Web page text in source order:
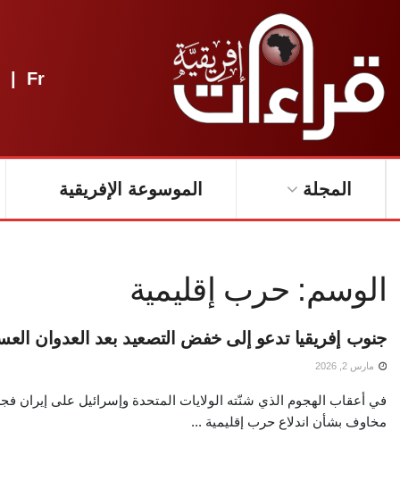
| Fr
المجلة الموسوعة الإفريقية
الوسم: حرب إقليمية
جنوب إفريقيا تدعو إلى خفض التصعيد بعد العدوان
مارس 2, 2026
في أعقاب الهجوم الذي شنّته الولايات المتحدة وإسرائيل على إيران
مخاوف بشأن اندلاع حرب إقليمية ...